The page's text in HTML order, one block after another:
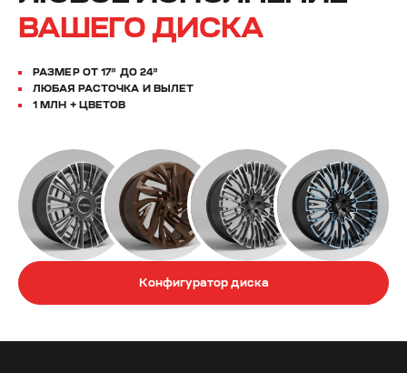
ВАШЕГО ДИСКА
РАЗМЕР ОТ 17” ДО 24”
ЛЮБАЯ РАСТОЧКА И ВЫЛЕТ
1 МЛН + ЦВЕТОВ
Конфигуратор диска